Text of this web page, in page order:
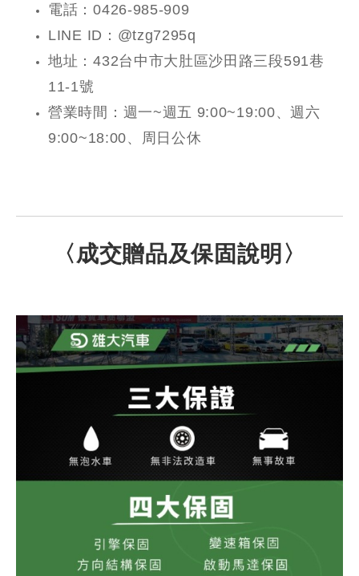
電話：0426-985-909
LINE ID：@tzg7295q
地址：432台中市大肚區沙田路三段591巷
11-1號
營業時間：週一~週五 9:00~19:00、週六
9:00~18:00、周日公休
〈成交贈品及保固說明〉